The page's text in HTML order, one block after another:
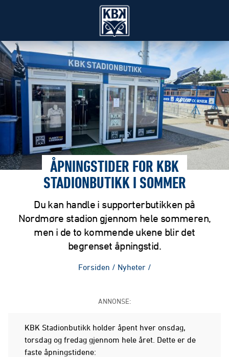
ÅPNINGSTIDER FOR KBK
STADIONBUTIKK I SOMMER
Du kan handle i supporterbutikken på
Nordmøre stadion gjennom hele sommeren,
men i de to kommende ukene blir det
begrenset åpningstid.
Forsiden / Nyheter /
ANNONSE:
KBK Stadionbutikk holder åpent hver onsdag,
torsdag og fredag gjennom hele året. Dette er de
faste åpningstidene: